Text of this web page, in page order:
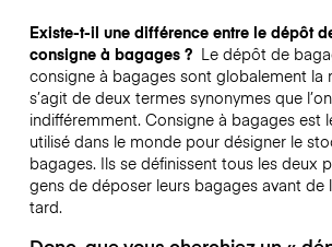
Existe-t-il une différence entre le dépôt
consigne à bagages ? Le dépôt de
consigne à bagages sont globalement la
s’agit de deux termes synonymes que
indifféremment. Consigne à bagages est
utilisé dans le monde pour désigner le
bagages. Ils se définissent tous les deux
gens de déposer leurs bagages avant de
tard.